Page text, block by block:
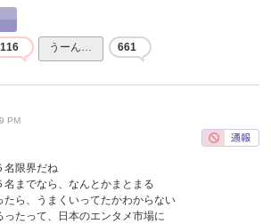
116 うーん… 661
PM
名限界だね
名までなら、なんとかまとまる
たら、うまくいってたかわからない
ったって、日本のエンタメ市場に